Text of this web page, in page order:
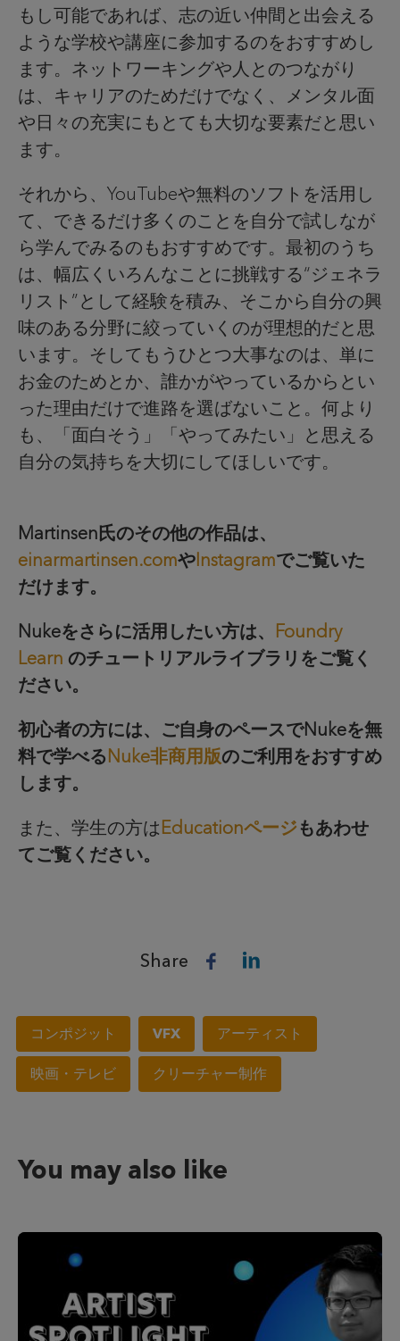
もし可能であれば、志の近い仲間と出会える
ような学校や講座に参加するのをおすすめし
ます。ネットワーキングや人とのつながり
は、キャリアのためだけでなく、メンタル面
や日々の充実にもとても大切な要素だと思い
ます。
それから、YouTubeや無料のソフトを活用し
て、できるだけ多くのことを自分で試しなが
ら学んでみるのもおすすめです。最初のうち
は、幅広くいろんなことに挑戦する“ジェネラ
リスト”として経験を積み、そこから自分の興
味のある分野に絞っていくのが理想的だと思
います。そしてもうひとつ大事なのは、単に
お金のためとか、誰かがやっているからとい
った理由だけで進路を選ばないこと。何より
も、「面白そう」「やってみたい」と思える
自分の気持ちを大切にしてほしいです。
Martinsen氏のその他の作品は、
einarmartinsen.comや Instagramでご覧いた
だけます。
Nukeをさらに活用したい方は、
Foundry
Learn のチュートリアルライブラリをご覧く
ださい。
初心者の方には、ご自身のペースでNukeを無
料で学べる Nuke非商用版のご利用をおすすめ
します。
また、学生の方は Educationページ もあわせ
てご覧ください。
Share
コンポジット VFX アーティスト
映画・テレビ クリーチャー制作
You may also like